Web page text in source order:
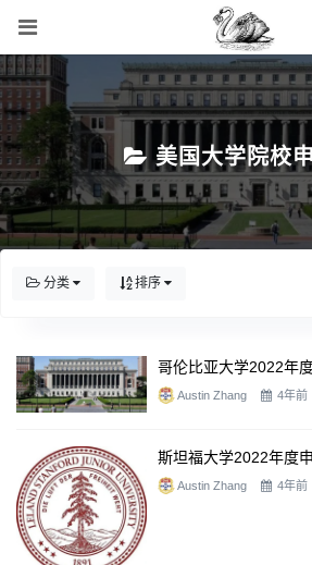
美国大学院校
分类 排序
哥伦比亚大学2022年
Austin Zhang 4年前
斯坦福大学2022年度
Austin Zhang 4年前